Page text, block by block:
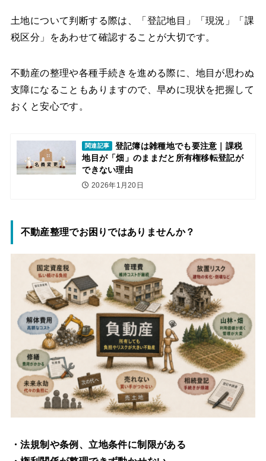
土地について判断する際は、「登記地目」「現況」「課
税区分」をあわせて確認することが大切です。
不動産の整理や各種手続きを進める際に、地目が思わぬ
支障になることもありますので、早めに現状を把握して
おくと安心です。
関連記事
登記簿は雑種地でも要注意｜課税
地目が「畑」のままだと所有権移転登記が
できない理由
2026年1月20日
不動産整理でお困りではありませんか？
・法規制や条例、立地条件に制限がある